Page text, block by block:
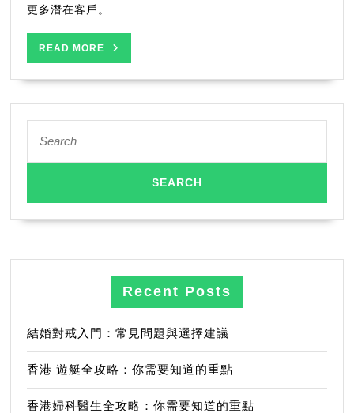
更多潛在客戶。
READ MORE
MORE
for:
Recent Posts
結婚對戒入門：常見問題與選擇建議
香港 遊艇全攻略：你需要知道的重點
香港婦科醫生全攻略：你需要知道的重點